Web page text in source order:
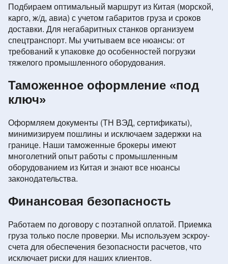
Подбираем оптимальный маршрут из Китая (морской,
карго, ж/д, авиа) с учетом габаритов груза и сроков
доставки. Для негабаритных станков организуем
спецтранспорт. Мы учитываем все нюансы: от
требований к упаковке до особенностей погрузки
тяжелого промышленного оборудования.
Таможенное оформление «под
ключ»
Оформляем документы (ТН ВЭД, сертификаты),
минимизируем пошлины и исключаем задержки на
границе. Наши таможенные брокеры имеют
многолетний опыт работы с промышленным
оборудованием из Китая и знают все нюансы
законодательства.
Финансовая безопасность
Работаем по договору с поэтапной оплатой. Приемка
груза только после проверки. Мы используем эскроу-
счета для обеспечения безопасности расчетов, что
исключает риски для наших клиентов.